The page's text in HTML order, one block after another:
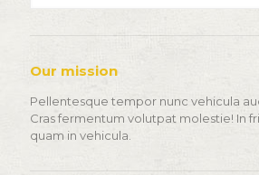
Our mission
Pellentesque tempor nunc vehicula
Cras fermentum volutpat molestie! In
quam in vehicula.